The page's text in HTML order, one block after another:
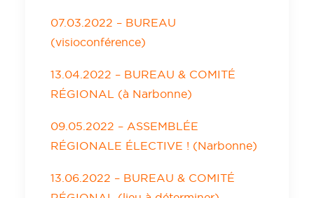
07.03.2022 – BUREAU
(visioconférence)
13.04 .2022 – BUREAU & COMITÉ
RÉGIONAL (à Narbonne)
09.05.2022 – ASSEMBLÉE
RÉGIONALE ÉLECTIVE ! (Narbonne)
13.06.2022 – BUREAU & COMITÉ